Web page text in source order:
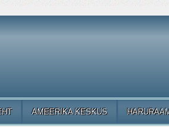
AMEERIKA KESKUS